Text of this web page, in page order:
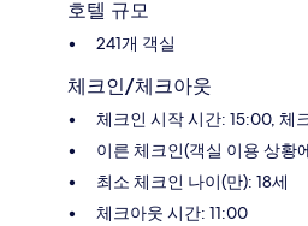
호텔 규모
241개 객실
체크인/체크아웃
체크인 시작 시간: 15:00, 체
이른 체크인(객실 이용 상황
최소 체크인 나이(만): 18세
체크아웃 시간: 11:00